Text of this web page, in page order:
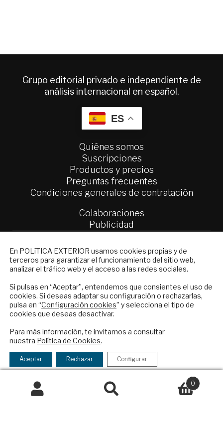
Grupo editorial privado e independiente de
análisis internacional en español.
ES
Quiénes somos
Suscripciones
Productos y precios
Preguntas frecuentes
Condiciones generales de contratación
Colaboraciones
Publicidad
Política Exterior
Informe Semanal de Política Exterior
© 2026 - Fundación Análisis de Política
Exterior. Todos los derechos reservados
Buscar
0
Financiado por el Programa KIT Digital. Plan de
Recuperación, Transformación y Resiliencia de
España Next Generation EU.​​
En POLíTICA EXTERIOR usamos cookies propias y de
terceros para garantizar el funcionamiento del sitio web,
analizar el tráfico web y el acceso a las redes sociales.
Si pulsas en “Aceptar”, entendemos que consientes el uso de
cookies. Si deseas adaptar su configuración o rechazarlas,
pulsa en “Configuración cookies” y selecciona el tipo de
cookies que deseas desactivar.
Para más información, te invitamos a consultar
nuestra Política de Cookies.
Aceptar Rechazar Configurar
NEWSLETTER
Suscríbase a nuestro boletín electrónico y
reciba en su correo el mejor análisis
internacional en español.
Checkbox
acepto
la
política
de
política de privacidad